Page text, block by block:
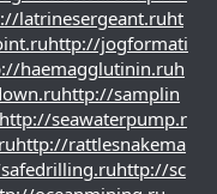
latrinesergeant.ruht
http://jogformati
haemagglutinin.ruh
http://samplin
http://seawaterpump.r
http://rattlesnakema
http://sc